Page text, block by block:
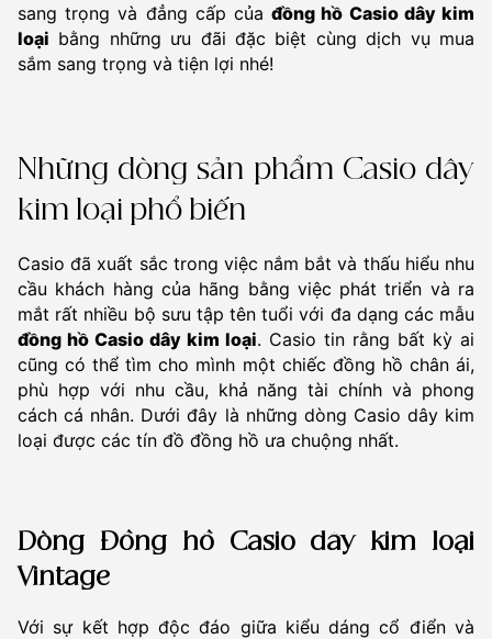
sang trọng và đẳng cấp củađồng hồ Casio dây kim
loại bằng những ưu đãi đặc biệt cùng dịch vụ mua
sắm sang trọng và tiện lợi nhé!
Những dòng sản phẩm Casio dây
kim loại phổ biến
Casio đã xuất sắc trong việc nắm bắt và thấu hiểu nhu
cầu khách hàng của hãng bằng việc phát triển và ra
mắt rất nhiều bộ sưu tập tên tuổi với đa dạng các mẫu
đồng hồ Casio dây kim loại. Casio tin rằng bất kỳ ai
cũng có thể tìm cho mình một chiếc đồng hồ chân ái,
phù hợp với nhu cầu, khả năng tài chính và phong
cách cá nhân. Dưới đây là những dòng Casio dây kim
loại được các tín đồ đồng hồ ưa chuộng nhất.
Dòng Đồng hồ Casio dây kim loại
Vintage
Với sự kết hợp độc đáo giữa kiểu dáng cổ điển và